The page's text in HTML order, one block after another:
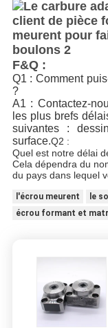
F&Q :
Q1 : Comment
?
A1 : Contactez-
les plus brefs
suivantes :
surface.Q2 :
Quel est notre délai
Cela dépendra du
du pays dans lequel
l'écrou meurent
le
écrou formant et